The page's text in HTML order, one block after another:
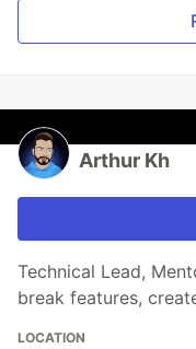
Arthur Kh
Technical Lead,
break features,
LOCATION